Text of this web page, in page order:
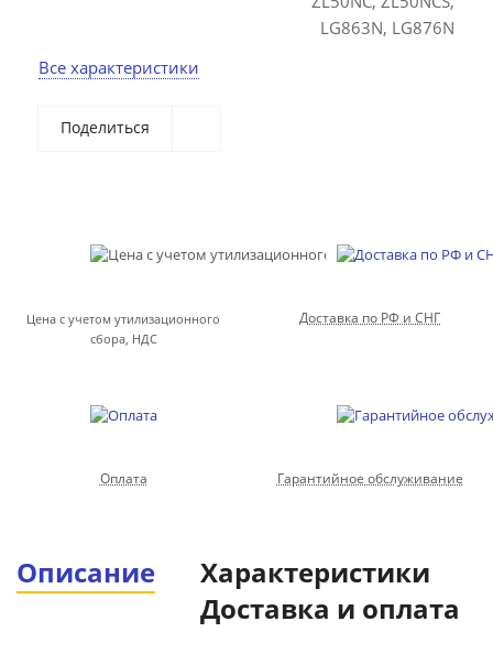
LG863N, LG876N
Все характеристики
Поделиться
Цена с учетом утилизационного
сбора, НДС
Доставка по РФ и СНГ
Оплата Гарантийное обслуживание
Описание
Характеристики
Доставка и оплата